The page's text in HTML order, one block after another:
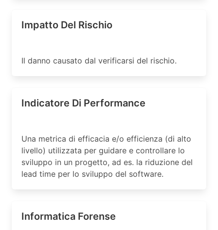
Impatto Del Rischio
Il danno causato dal verificarsi del rischio.
Indicatore Di Performance
Una metrica di efficacia e/o efficienza (di alto
livello) utilizzata per guidare e controllare lo
sviluppo in un progetto, ad es. la riduzione del
lead time per lo sviluppo del software.
Informatica Forense